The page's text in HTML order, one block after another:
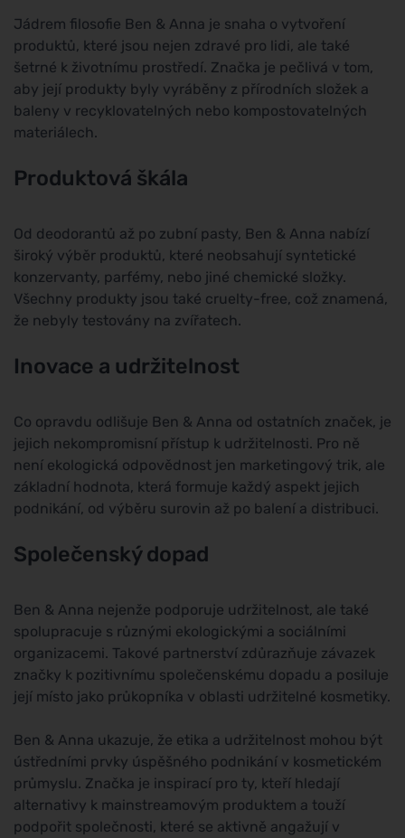
Jádrem filosofie Ben & Anna je snaha o vytvoření
produktů, které jsou nejen zdravé pro lidi, ale také
šetrné k životnímu prostředí. Značka je pečlivá v tom,
aby její produkty byly vyráběny z přírodních složek a
baleny v recyklovatelných nebo kompostovatelných
materiálech.
Produktová škála
Od deodorantů až po zubní pasty, Ben & Anna nabízí
široký výběr produktů, které neobsahují syntetické
konzervanty, parfémy, nebo jiné chemické složky.
Všechny produkty jsou také cruelty-free, což znamená,
že nebyly testovány na zvířatech.
Inovace a udržitelnost
Co opravdu odlišuje Ben & Anna od ostatních značek, je
jejich nekompromisní přístup k udržitelnosti. Pro ně
není ekologická odpovědnost jen marketingový trik, ale
základní hodnota, která formuje každý aspekt jejich
podnikání, od výběru surovin až po balení a distribuci.
Společenský dopad
Ben & Anna nejenže podporuje udržitelnost, ale také
spolupracuje s různými ekologickými a sociálními
organizacemi. Takové partnerství zdůrazňuje závazek
značky k pozitivnímu společenskému dopadu a posiluje
její místo jako průkopníka v oblasti udržitelné kosmetiky.
Ben & Anna ukazuje, že etika a udržitelnost mohou být
ústředními prvky úspěšného podnikání v kosmetickém
průmyslu. Značka je inspirací pro ty, kteří hledají
alternativy k mainstreamovým produktem a touží
podpořit společnosti, které se aktivně angažují v